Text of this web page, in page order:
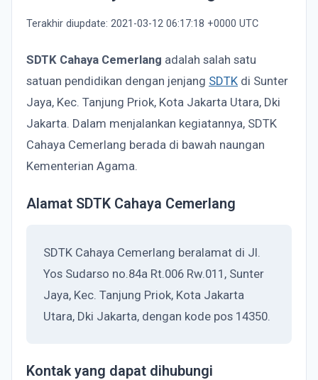
Terakhir diupdate: 2021-03-12 06:17:18 +0000 UTC
SDTK Cahaya Cemerlang adalah salah satu
satuan pendidikan dengan jenjang SDTK di Sunter
Jaya, Kec. Tanjung Priok, Kota Jakarta Utara, Dki
Jakarta. Dalam menjalankan kegiatannya, SDTK
Cahaya Cemerlang berada di bawah naungan
Kementerian Agama.
Alamat SDTK Cahaya Cemerlang
SDTK Cahaya Cemerlang beralamat di Jl.
Yos Sudarso no.84a Rt.006 Rw.011, Sunter
Jaya, Kec. Tanjung Priok, Kota Jakarta
Utara, Dki Jakarta, dengan kode pos 14350.
Kontak yang dapat dihubungi